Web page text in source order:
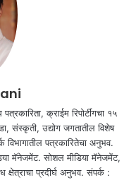
क्राईम रिपोर्टींगचा १५
संस्कृती, उद्योग जगतातील विशेष
पत्रकारितेचा अनुभव.
मॅनेजमेंट. सोशल मीडिया मॅनेजमेंट,
क्षेत्राचा प्रदीर्घ अनुभव. संपर्क :